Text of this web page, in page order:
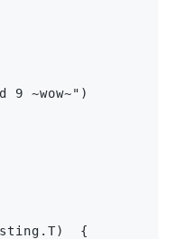
9 ~wow~")
{